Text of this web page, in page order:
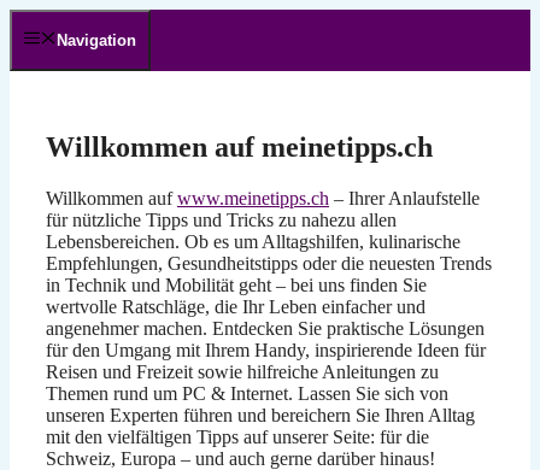
Zum
Inhalt Navigation
Willkommen auf meinetipps.ch
Willkommen aufwww.meinetipps.ch – Ihrer Anlaufstelle
für nützliche Tipps und Tricks zu nahezu allen
Lebensbereichen. Ob es um Alltagshilfen, kulinarische
Empfehlungen, Gesundheitstipps oder die neuesten Trends
in Technik und Mobilität geht – bei uns finden Sie
wertvolle Ratschläge, die Ihr Leben einfacher und
angenehmer machen. Entdecken Sie praktische Lösungen
für den Umgang mit Ihrem Handy, inspirierende Ideen für
Reisen und Freizeit sowie hilfreiche Anleitungen zu
Themen rund um PC & Internet. Lassen Sie sich von
unseren Experten führen und bereichern Sie Ihren Alltag
mit den vielfältigen Tipps auf unserer Seite: für die
Schweiz, Europa – und auch gerne darüber hinaus!